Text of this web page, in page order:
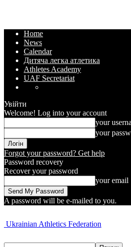
Home
News
Calendar
Дитяча легка атлетика
Athletes Academy
UAF Secretariat
Увійти
Welcome! Log into your account
your
your
Forgot your password? Get help
Password recovery
Recover your password
your email
A password will be e-mailed to you.
Ukrainian Athletics Federation